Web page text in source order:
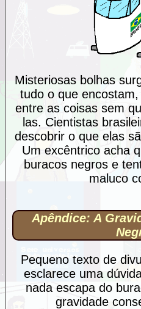
Misteriosas bolhas
tudo o que
entre as coisas sem
las. Cientistas
descobrir o que elas
Um excêntrico acha
buracos negros e
maluco
Apêndice: A
Pequeno texto de
esclarece uma
nada escapa do
gravidade